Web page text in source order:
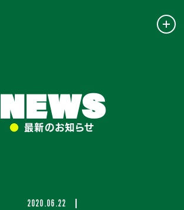
NEWS
● 最新のお知らせ
2020.06.22